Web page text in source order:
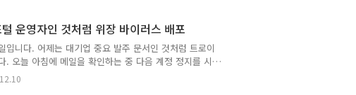
으로 다지는 C# 재생 목록 이 외에도 다수의 프로그래
트 동영상 강의를 제작하여 배포하고 있습니다. 주말에
관련 영상을 제작하여 올릴 예정이며..
운영자인 것처럼 위장 바이러스 배포
입니다. 어제는 대기업 중요 발주 문서인 것처럼 트로이
. 오늘 아침에 메일을 확인하는 중 다음 계정 정지를 시
다. 하지만 전체 메일 구성이 너무나 엉성하였고 보낸 이
것을 알 수 있었습니다. 갑자기 어제부터 누군가 저를